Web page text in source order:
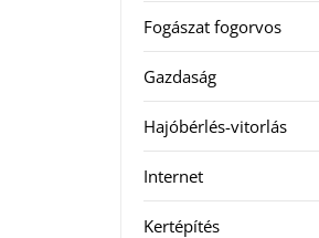
Fogászat fogorvos
Gazdaság
Hajóbérlés-vitorlás
Internet
Kertépítés